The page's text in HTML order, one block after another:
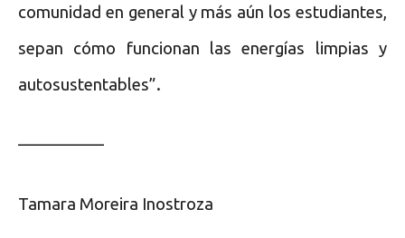
comunidad en general y más aún los estudiantes,
sepan cómo funcionan las energías limpias y
autosustentables”.
—————
Tamara Moreira Inostroza